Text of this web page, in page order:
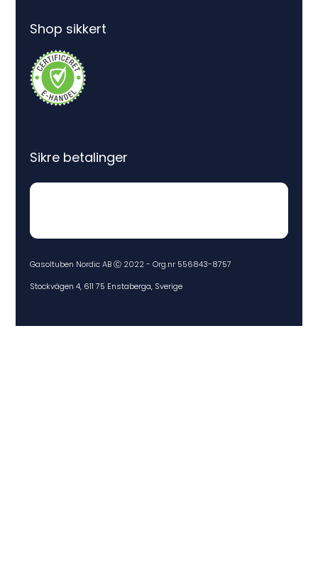
Shop sikkert
Gasoltuben Nordic AB Ⓒ 2022 - Org.nr 556843-8757
Stockvägen 4, 611 75 Enstaberga, Sverige
Sikre betalinger